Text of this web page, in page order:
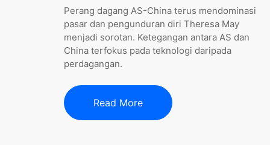
Perang dagang AS-China terus mendominasi
pasar dan pengunduran diri Theresa May
menjadi sorotan. Ketegangan antara AS dan
China terfokus pada teknologi daripada
perdagangan.
Read More